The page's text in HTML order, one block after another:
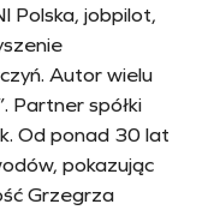
Polska, jobpilot,
Autor wielu
Partner spółki
Od ponad 30 lat
pokazując
Grzegrza